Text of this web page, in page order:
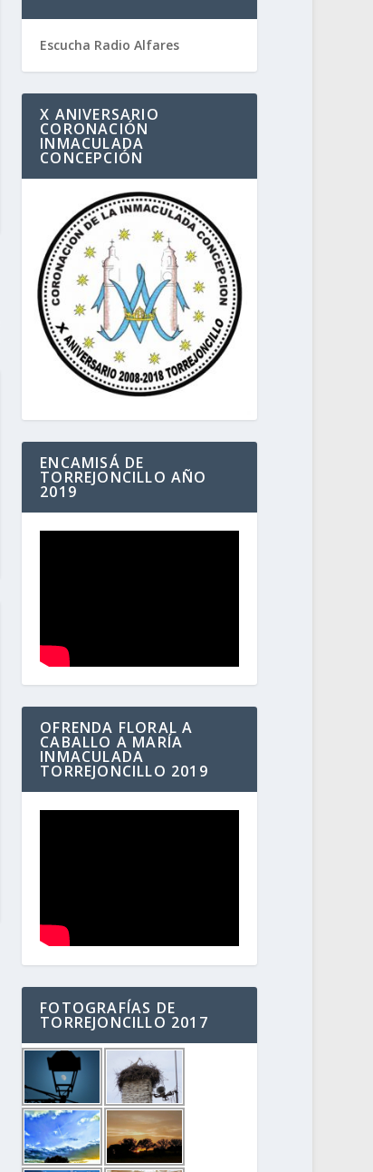
Escucha Radio Alfares
X ANIVERSARIO
CORONACIÓN
INMACULADA
CONCEPCIÓN
ENCAMISÁ DE
TORREJONCILLO AÑO
2019
OFRENDA FLORAL A
CABALLO A MARÍA
INMACULADA
TORREJONCILLO 2019
FOTOGRAFÍAS DE
TORREJONCILLO 2017